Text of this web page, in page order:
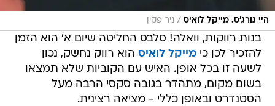
היי גורג'ס. מייקל לואיס / ניר פקין
בנות רווקות, וואלה! סלבס החליטה שיום א' הוא הזמן
להזכיר לכן כימייקל לואיס הוא רווק נחשק, נכון
לשעה זו בכל אופן. האיש עם הקוביות שלא תמצאו
בשום מקום, מתהדר בגובה סקסי הרבה מעל
הסטנדרט ובאופן כללי - מציאה רצינית.